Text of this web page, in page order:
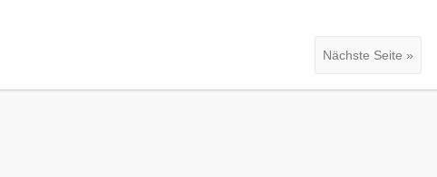
Nächste Seite »